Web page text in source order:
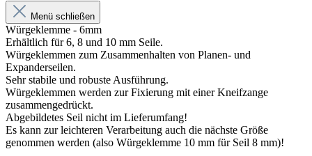
Menü schließen
Würgeklemme - 6mm
Erhältlich für 6, 8 und 10 mm Seile.
Würgeklemmen zum Zusammenhalten von Planen- und
Expanderseilen.
Sehr stabile und robuste Ausführung.
Würgeklemmen werden zur Fixierung mit einer Kneifzange
zusammengedrückt.
Abgebildetes Seil nicht im Lieferumfang!
Es kann zur leichteren Verarbeitung auch die nächste Größe
genommen werden (also Würgeklemme 10 mm für Seil 8 mm)!